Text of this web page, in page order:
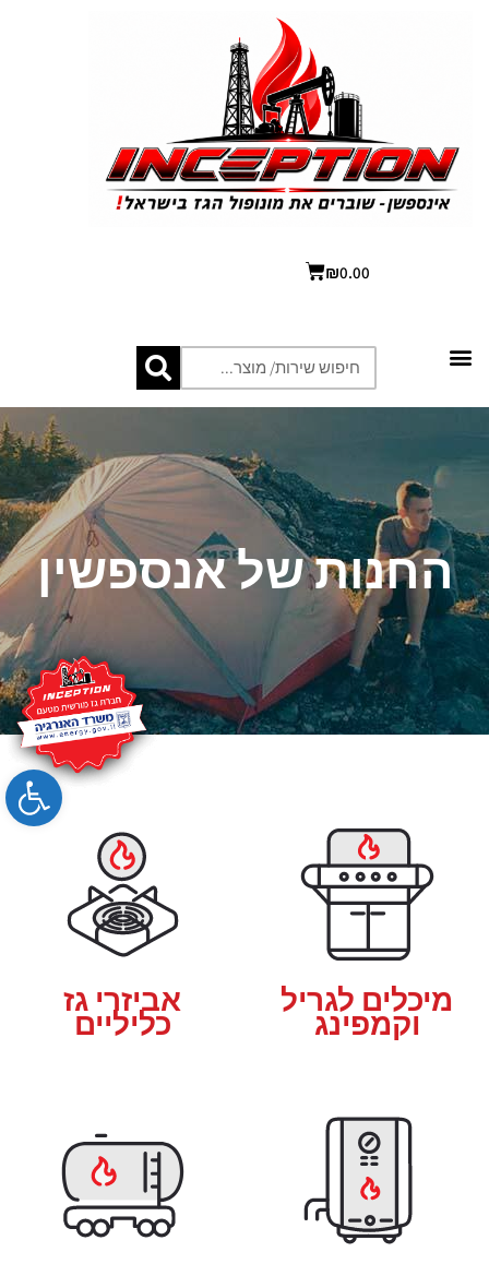
₪0.00
החנות של אנספשין
מיכלים לגריל
וקמפינג
אביזרי גז
כליליים